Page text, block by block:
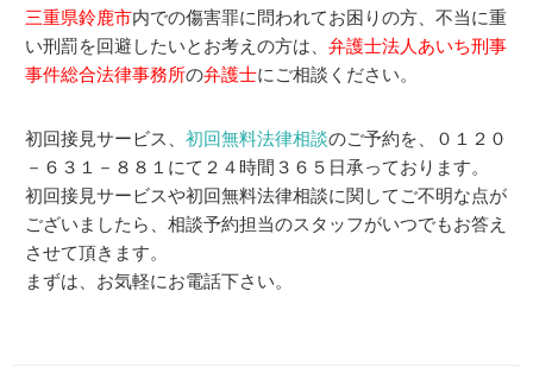
三重県鈴鹿市内での傷害罪に問われてお困りの方、不当に重
い刑罰を回避したいとお考えの方は、弁護士法人あいち刑事
事件総合法律事務所の弁護士にご相談ください。
初回接見サービス、初回無料法律相談のご予約を、０１２０
－６３１－８８１にて２４時間３６５日承っております。
初回接見サービスや初回無料法律相談に関してご不明な点が
ございましたら、相談予約担当のスタッフがいつでもお答え
させて頂きます。
まずは、お気軽にお電話下さい。